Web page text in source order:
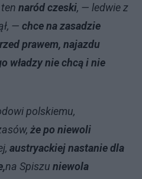
naród czeski, — ledwie z
— chce na zasadzie
prawem, najazdu
władzy nie chcą i nie
polskiemu,
że po niewoli
austryackiej nastanie dla
na Spiszu niewola